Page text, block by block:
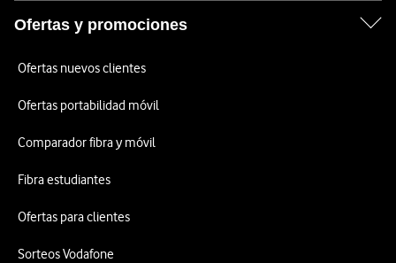
Ofertas y promociones
Ofertas nuevos clientes
Ofertas portabilidad móvil
Comparador fibra y móvil
Fibra estudiantes
Ofertas para clientes
Sorteos Vodafone